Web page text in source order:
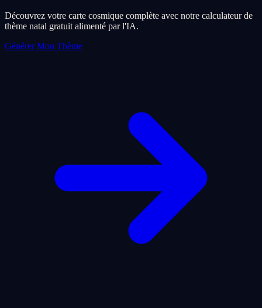
Découvrez votre carte cosmique complète avec notre calculateur de
thème natal gratuit alimenté par l'IA.
Générer Mon Thème